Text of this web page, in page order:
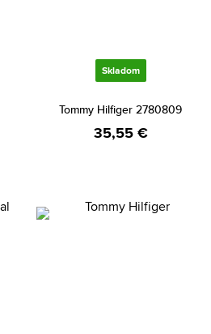
Skladom
Tommy Hilfiger 2780809
35,55 €